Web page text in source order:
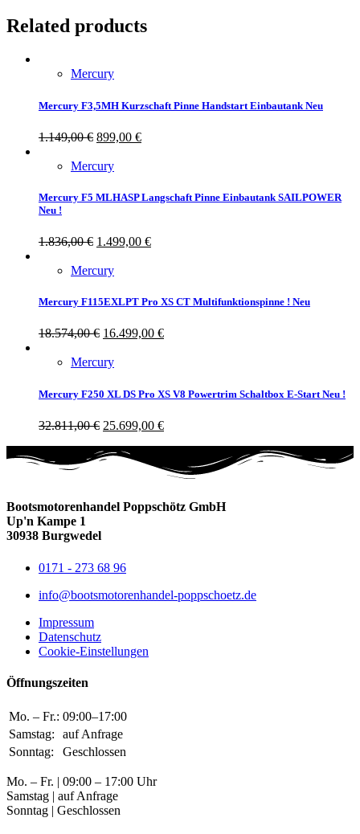
Related products
Mercury
Mercury F3,5MH Kurzschaft Pinne Handstart Einbautank Neu
1.149,00€ 899,00 €
Mercury
Mercury F5 MLHASP Langschaft Pinne Einbautank SAILPOWER
Neu !
1.836,00€ 1.499,00 €
Mercury
Mercury F115EXLPT Pro XS CT Multifunktionspinne ! Neu
18.574,00€ 16.499,00 €
Mercury
Mercury F250 XL DS Pro XS V8 Powertrim Schaltbox E-Start Neu !
32.811,00€ 25.699,00 €
Bootsmotorenhandel Poppschötz GmbH
Up'n Kampe 1
30938 Burgwedel
0171 - 273 68 96
info@bootsmotorenhandel-poppschoetz.de
Impressum
Datenschutz
Cookie-Einstellungen
Öffnungszeiten
Mo. – Fr.: 09:00–17:00
Samstag:
auf Anfrage
Sonntag:
Geschlossen
Mo. – Fr. | 09:00 – 17:00 Uhr
Samstag | auf Anfrage
Sonntag | Geschlossen